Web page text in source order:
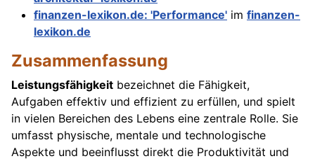
finanzen-lexikon.de: 'Performance' im finanzen-
lexikon.de
Zusammenfassung
Leistungsfähigkeit bezeichnet die Fähigkeit,
Aufgaben effektiv und effizient zu erfüllen, und spielt
in vielen Bereichen des Lebens eine zentrale Rolle. Sie
umfasst physische, mentale und technologische
Aspekte und beeinflusst direkt die Produktivität und